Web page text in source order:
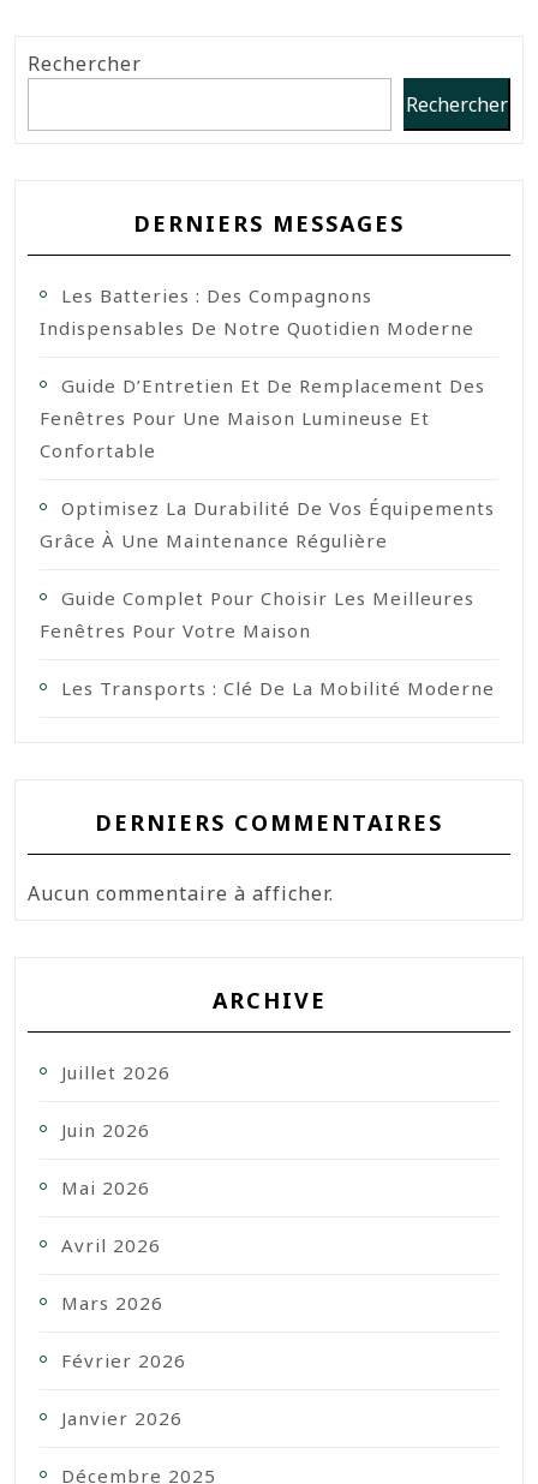
Rechercher
Rechercher
DERNIERS MESSAGES
Les Batteries : Des Compagnons
Indispensables De Notre Quotidien Moderne
Guide D’Entretien Et De Remplacement Des
Fenêtres Pour Une Maison Lumineuse Et
Confortable
Optimisez La Durabilité De Vos Équipements
Grâce À Une Maintenance Régulière
Guide Complet Pour Choisir Les Meilleures
Fenêtres Pour Votre Maison
Les Transports : Clé De La Mobilité Moderne
DERNIERS COMMENTAIRES
Aucun commentaire à afficher.
ARCHIVE
Juillet 2026
Juin 2026
Mai 2026
Avril 2026
Mars 2026
Février 2026
Janvier 2026
Décembre 2025